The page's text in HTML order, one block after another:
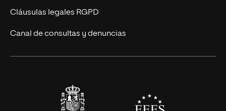
UNIR Revista
Eventos
Cláusulas legales RGPD
Canal de consultas y denuncias